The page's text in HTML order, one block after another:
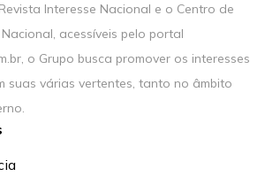
Interesse Nacional e o Centro de
acessíveis pelo portal
o Grupo busca promover os interesses
suas várias vertentes, tanto no âmbito